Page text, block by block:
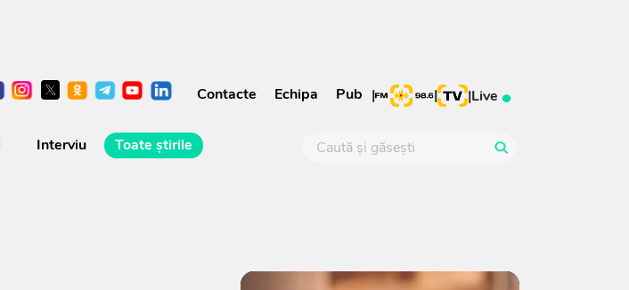
Contacte Echipa Pub | | |Live
Interviu Toate știrile